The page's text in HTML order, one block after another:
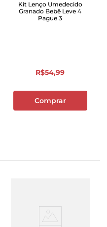
Kit Lenço Umedecido
Granado Bebê Leve 4
Pague 3
R$54,99
Comprar